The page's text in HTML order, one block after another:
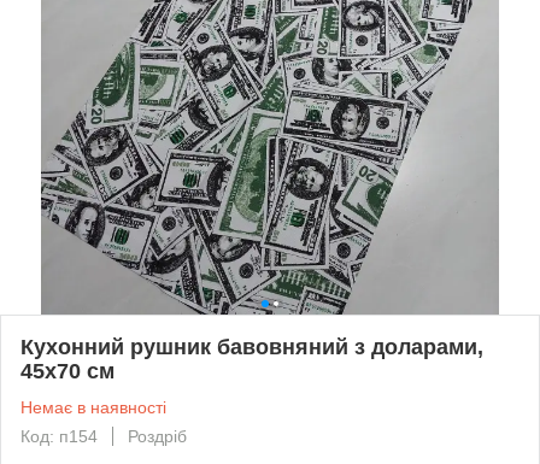
Кухонний рушник бавовняний з доларами,
45х70 см
Немає в наявності
Код: п154
Роздріб